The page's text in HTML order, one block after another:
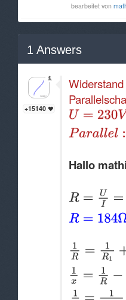
bearbeitet von
1 Answers
+15140
Hallo